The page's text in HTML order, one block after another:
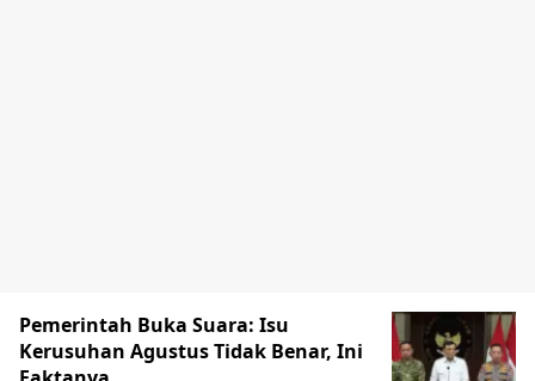
Pemerintah Buka Suara: Isu
Kerusuhan Agustus Tidak Benar, Ini